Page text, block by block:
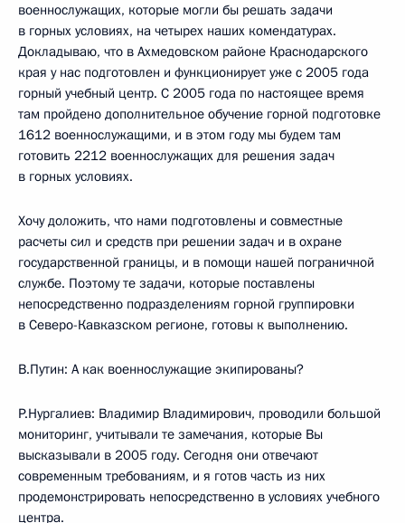
военнослужащих, которые могли бы решать задачи
в горных условиях, на четырех наших комендатурах.
Докладываю, что в Ахмедовском районе Краснодарского
края у нас подготовлен и функционирует уже с 2005 года
горный учебный центр. С 2005 года по настоящее время
там пройдено дополнительное обучение горной подготовке
1612 военнослужащими, и в этом году мы будем там
готовить 2212 военнослужащих для решения задач
в горных условиях.
Хочу доложить, что нами подготовлены и совместные
расчеты сил и средств при решении задач и в охране
государственной границы, и в помощи нашей пограничной
службе. Поэтому те задачи, которые поставлены
непосредственно подразделениям горной группировки
в Северо-Кавказском регионе, готовы к выполнению.
В.Путин: А как военнослужащие экипированы?
Р.Нургалиев: Владимир Владимирович, проводили большой
мониторинг, учитывали те замечания, которые Вы
высказывали в 2005 году. Сегодня они отвечают
современным требованиям, и я готов часть из них
продемонстрировать непосредственно в условиях учебного
центра.